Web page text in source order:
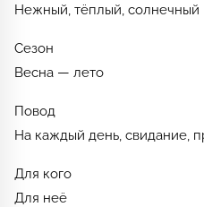
Нежный, тёплый, солнечный
Сезон
Весна — лето
Повод
На каждый день, свидание,
Для кого
Для неё